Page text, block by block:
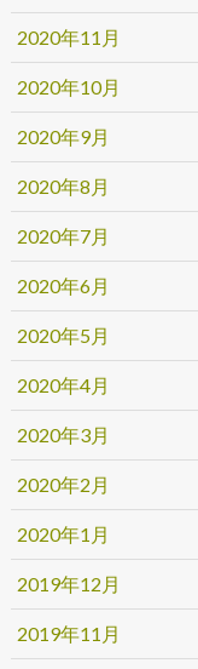
2020年11月
2020年10月
2020年9月
2020年8月
2020年7月
2020年6月
2020年5月
2020年4月
2020年3月
2020年2月
2020年1月
2019年12月
2019年11月